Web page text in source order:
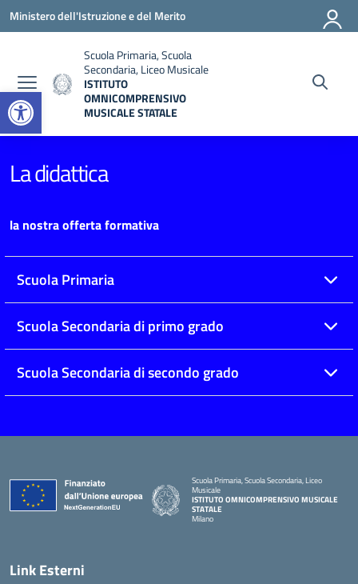
Open toolbar
Vai ai contenuti
Vai al menu di navigazione
Vai al footer
Ministero dell'Istruzione e del Merito
Scuola Primaria, Scuola
Secondaria, Liceo Musicale
ISTITUTO
OMNICOMPRENSIVO
MUSICALE STATALE
La didattica
la nostra offerta formativa
Scuola Primaria
Scuola Secondaria di primo grado
Scuola Secondaria di secondo grado
Scuola Primaria, Scuola Secondaria, Liceo
Musicale
ISTITUTO OMNICOMPRENSIVO MUSICALE
STATALE
Milano
Link Esterni